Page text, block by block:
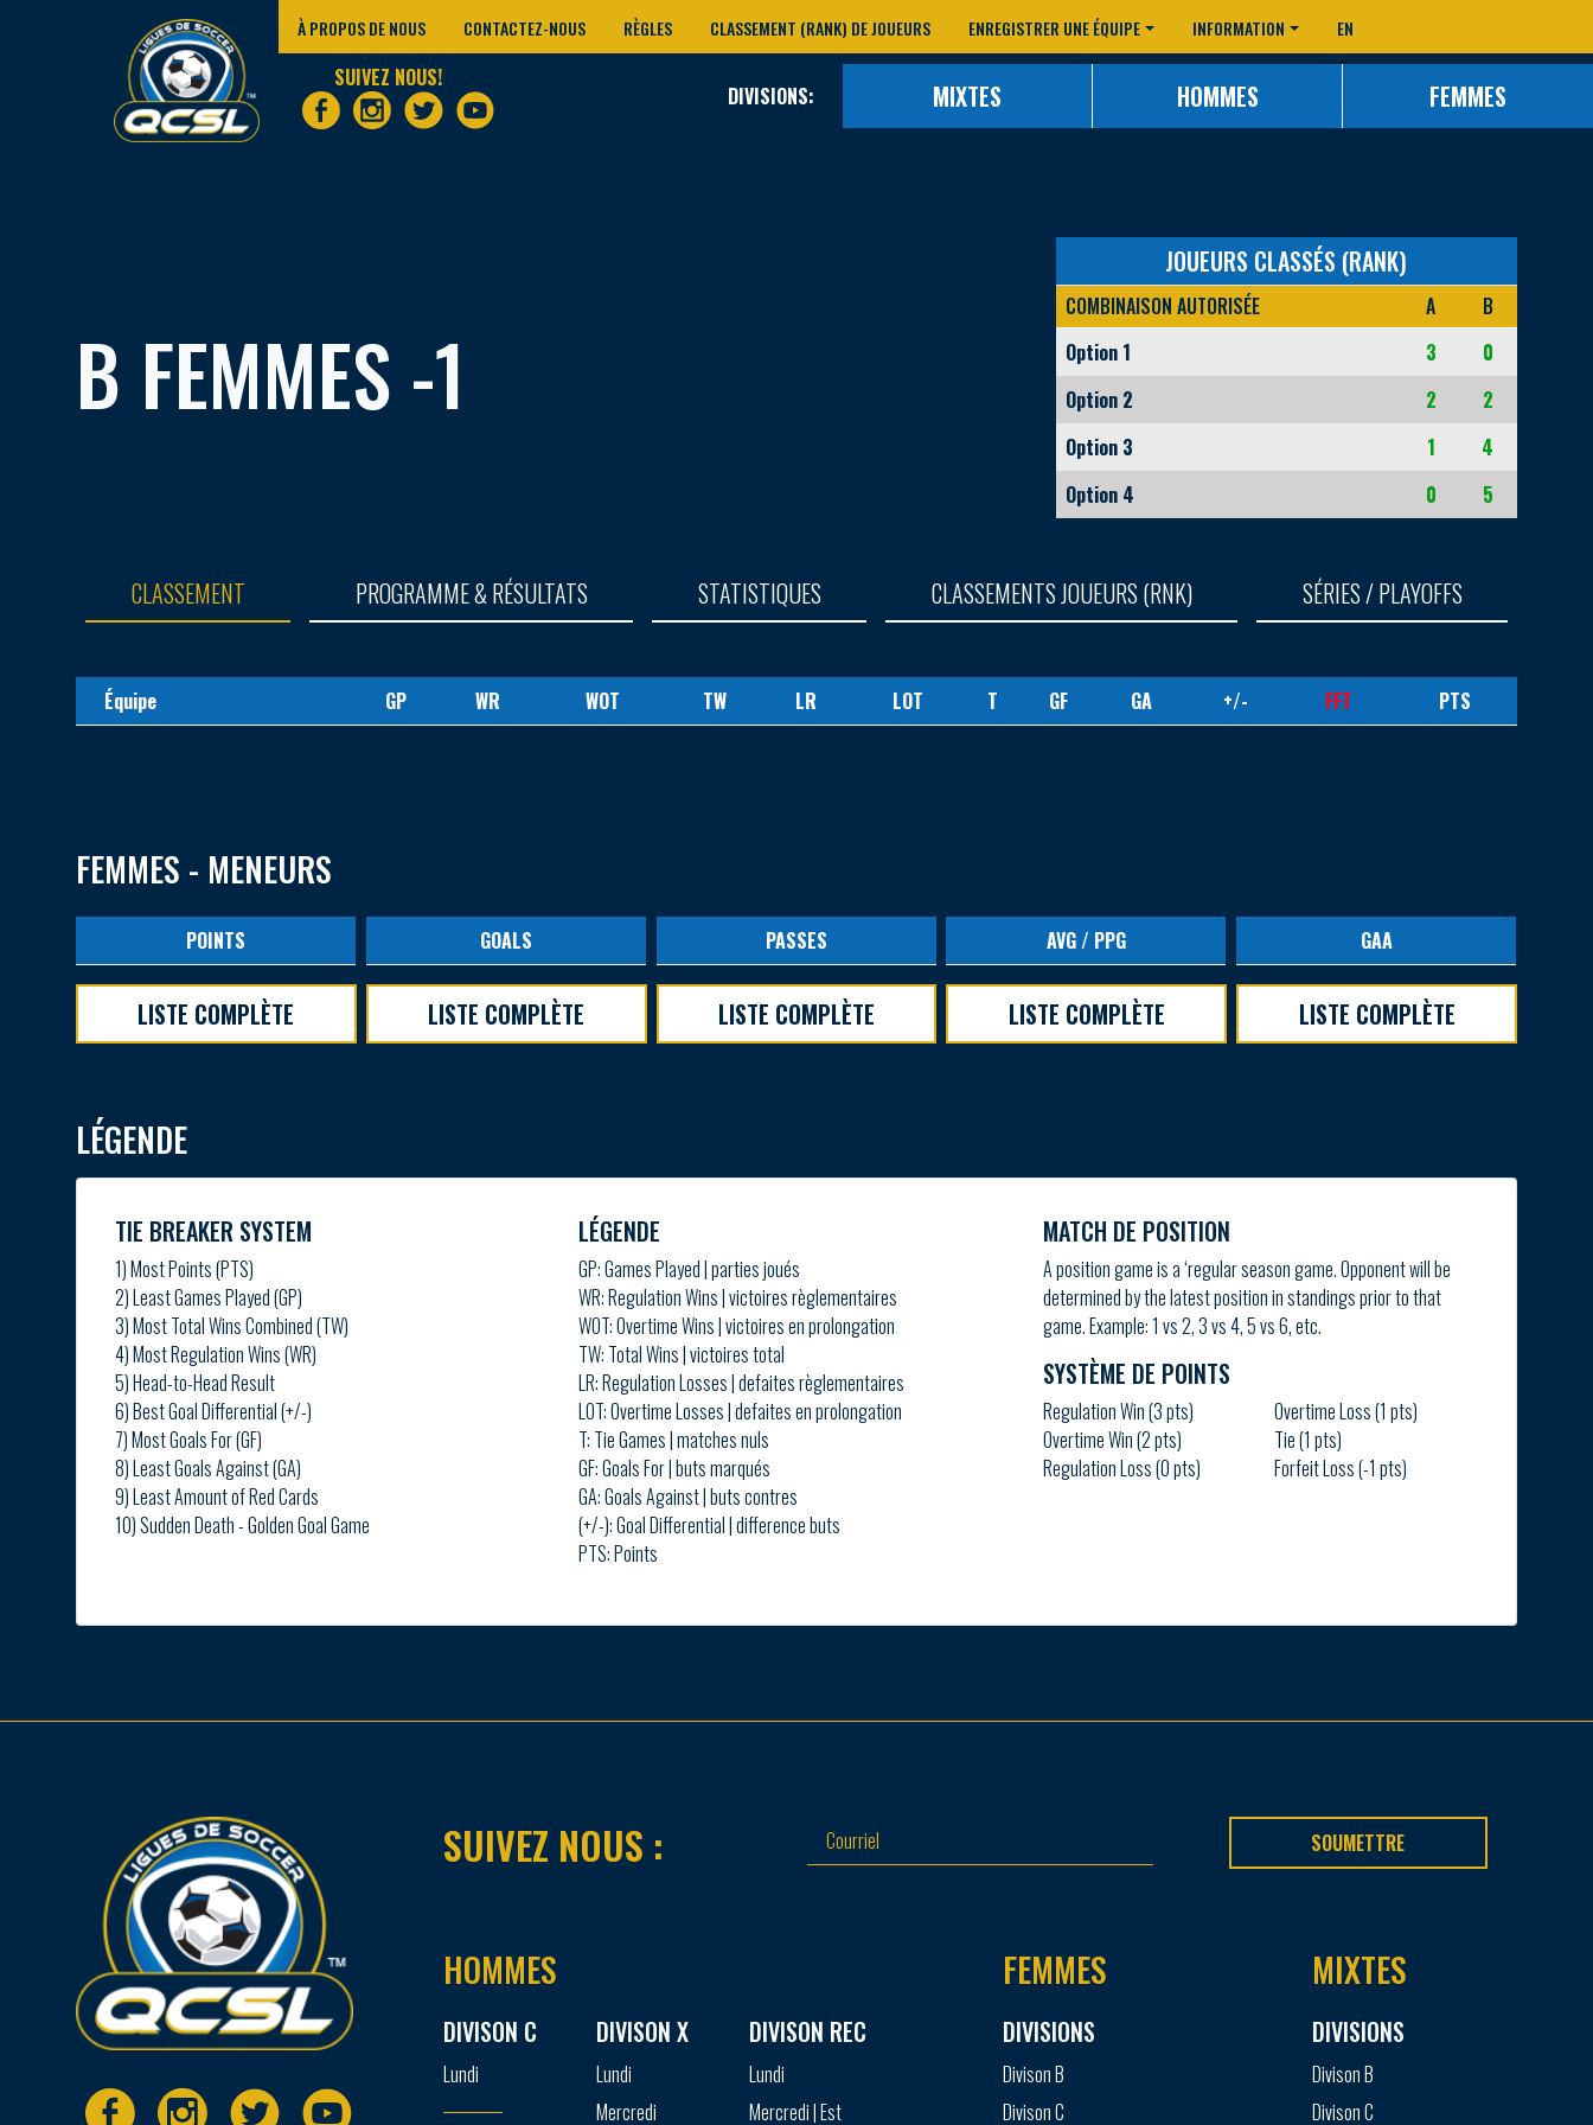
À PROPOS DE NOUS CONTACTEZ-NOUS RÈGLES CLASSEMENT (RANK) DE JOUEURS ENREGISTRER UNE ÉQUIPE INFORMATION EN
SUIVEZ NOUS!
DIVISIONS: MIXTES HOMMES FEMMES
B FEMMES -1
JOUEURS CLASSÉS (RANK)
COMBINAISON AUTORISÉE A
B
Option 1
3
0
Option 2
2
2
Option 3
1
4
Option 4
0 5
CLASSEMENT PROGRAMME & RÉSULTATS STATISTIQUES CLASSEMENTS JOUEURS (RNK) SÉRIES / PLAYOFFS
Équipe GP WR WOT TW LR LOT T GF GA +/- FFT PTS
FEMMES - MENEURS
POINTS
LISTE COMPLÈTE
GOALS
LISTE COMPLÈTE
PASSES
LISTE COMPLÈTE
AVG / PPG
LISTE COMPLÈTE
GAA
LISTE COMPLÈTE
LÉGENDE
TIE BREAKER SYSTEM
1) Most Points (PTS)
2) Least Games Played (GP)
3) Most Total Wins Combined (TW)
4) Most Regulation Wins (WR)
5) Head-to-Head Result
6) Best Goal Differential (+/-)
7) Most Goals For (GF)
8) Least Goals Against (GA)
9) Least Amount of Red Cards
10) Sudden Death - Golden Goal Game
LÉGENDE
GP: Games Played | parties joués
WR: Regulation Wins | victoires règlementaires
WOT: Overtime Wins | victoires en prolongation
TW: Total Wins | victoires total
LR: Regulation Losses | defaites règlementaires
LOT: Overtime Losses | defaites en prolongation
T: Tie Games | matches nuls
GF: Goals For | buts marqués
GA: Goals Against | buts contres
(+/-): Goal Differential | difference buts
PTS: Points
MATCH DE POSITION
A position game is a ‘regular season game. Opponent will be
determined by the latest position in standings prior to that
game. Example: 1 vs 2, 3 vs 4, 5 vs 6, etc.
SYSTÈME DE POINTS
Regulation Win (3 pts)
Overtime Win (2 pts)
Regulation Loss (0 pts)
Overtime Loss (1 pts)
Tie (1 pts)
Forfeit Loss (-1 pts)
SUIVEZ NOUS : SOUMETTRE
HOMMES
DIVISON C
Lundi
DIVISON X
Lundi
Mercredi
DIVISON REC
Lundi
Mercredi | Est
FEMMES
DIVISIONS
Divison B
Divison C
MIXTES
DIVISIONS
Divison B
Divison C